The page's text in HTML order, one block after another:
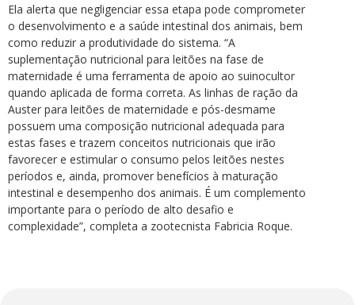
Ela alerta que negligenciar essa etapa pode comprometer
o desenvolvimento e a saúde intestinal dos animais, bem
como reduzir a produtividade do sistema. “A
suplementação nutricional para leitões na fase de
maternidade é uma ferramenta de apoio ao suinocultor
quando aplicada de forma correta. As linhas de ração da
Auster para leitões de maternidade e pós-desmame
possuem uma composição nutricional adequada para
estas fases e trazem conceitos nutricionais que irão
favorecer e estimular o consumo pelos leitões nestes
períodos e, ainda, promover benefícios à maturação
intestinal e desempenho dos animais. É um complemento
importante para o período de alto desafio e
complexidade”, completa a zootecnista Fabricia Roque.